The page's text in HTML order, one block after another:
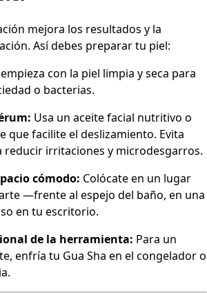
mejora los resultados y la
Así debes preparar tu piel:
con la piel limpia y seca para
o bacterias.
Usa un aceite facial nutritivo o
que facilite el deslizamiento. Evita
reducir irritaciones y microdesgarros.
cómodo: Colócate en un lugar
—frente al espejo del baño, en una
en tu escritorio.
de la herramienta: Para un
enfría tu Gua Sha en el congelador o